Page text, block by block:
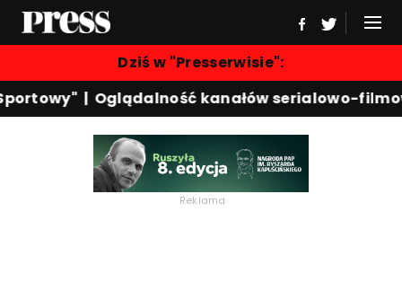
Dziś w "Presserwisie":
| Oglądalność kanałów serialowo-
Reklama